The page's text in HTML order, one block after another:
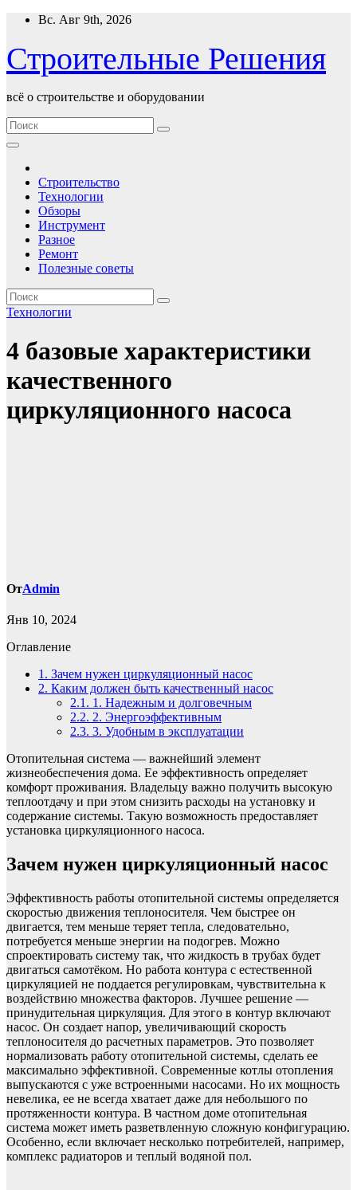
Перейти
содержимому
Вс. Авг 9th, 2026
Строительные Решения
всё о строительстве и оборудовании
Строительство
Технологии
Обзоры
Инструмент
Разное
Ремонт
Полезные советы
Технологии
4 базовые характеристики
качественного
циркуляционного насоса
ОтAdmin
Янв 10, 2024
Оглавление
1. Зачем нужен циркуляционный насос
2. Каким должен быть качественный насос
2.1. 1. Надежным и долговечным
2.2. 2. Энергоэффективным
2.3. 3. Удобным в эксплуатации
Отопительная система — важнейший элемент
жизнеобеспечения дома. Ее эффективность определяет
комфорт проживания. Владельцу важно получить высокую
теплоотдачу и при этом снизить расходы на установку и
содержание системы. Такую возможность предоставляет
установка циркуляционного насоса.
Зачем нужен циркуляционный насос
Эффективность работы отопительной системы определяется
скоростью движения теплоносителя. Чем быстрее он
двигается, тем меньше теряет тепла, следовательно,
потребуется меньше энергии на подогрев. Можно
спроектировать систему так, что жидкость в трубах будет
двигаться самотёком. Но работа контура с естественной
циркуляцией не поддается регулировкам, чувствительна к
воздействию множества факторов. Лучшее решение —
принудительная циркуляция. Для этого в контур включают
насос. Он создает напор, увеличивающий скорость
теплоносителя до расчетных параметров. Это позволяет
нормализовать работу отопительной системы, сделать ее
максимально эффективной. Современные котлы отопления
выпускаются с уже встроенными насосами. Но их мощность
невелика, ее не всегда хватает даже для небольшого по
протяженности контура. В частном доме отопительная
система может иметь разветвленную сложную конфигурацию.
Особенно, если включает несколько потребителей, например,
комплекс радиаторов и теплый водяной пол.